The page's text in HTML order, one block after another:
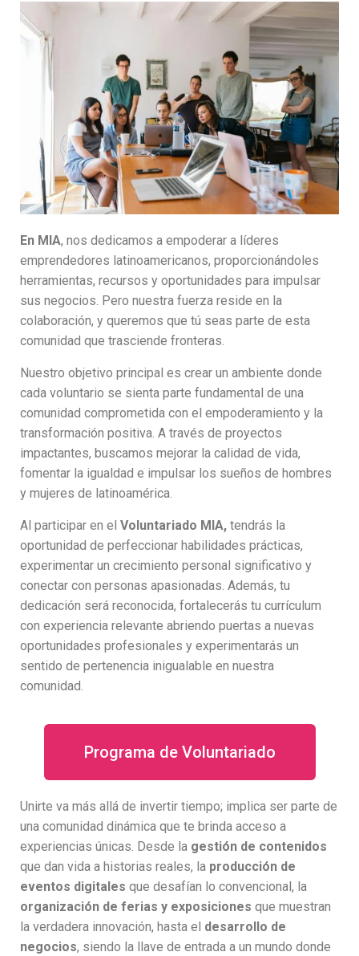
En MIA, nos dedicamos a empoderar a líderes
emprendedores latinoamericanos, proporcionándoles
herramientas, recursos y oportunidades para impulsar
sus negocios. Pero nuestra fuerza reside en la
colaboración, y queremos que tú seas parte de esta
comunidad que trasciende fronteras.
Nuestro objetivo principal es crear un ambiente donde
cada voluntario se sienta parte fundamental de una
comunidad comprometida con el empoderamiento y la
transformación positiva. A través de proyectos
impactantes, buscamos mejorar la calidad de vida,
fomentar la igualdad e impulsar los sueños de hombres
y mujeres de latinoamérica.
Al participar en el Voluntariado MIA, tendrás la
oportunidad de perfeccionar habilidades prácticas,
experimentar un crecimiento personal significativo y
conectar con personas apasionadas. Además, tu
dedicación será reconocida, fortalecerás tu currículum
con experiencia relevante abriendo puertas a nuevas
oportunidades profesionales y experimentarás un
sentido de pertenencia inigualable en nuestra
comunidad.
Programa de Voluntariado
Unirte va más allá de invertir tiempo; implica ser parte de
una comunidad dinámica que te brinda acceso a
experiencias únicas. Desde la gestión de contenidos
que dan vida a historias reales, la producción de
eventos digitales que desafían lo convencional, la
organización de ferias y exposiciones que muestran
la verdadera innovación, hasta el desarrollo de
negocios, siendo la llave de entrada a un mundo donde